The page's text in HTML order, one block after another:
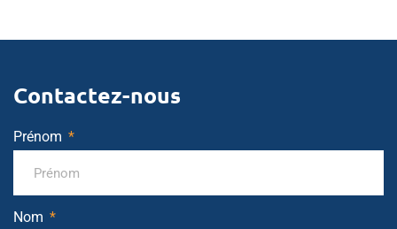
Contactez-nous
Prénom
Nom